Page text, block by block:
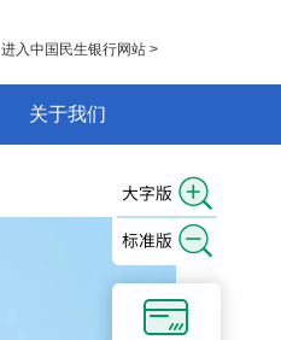
进入中国民生银行网站 >
关于我们